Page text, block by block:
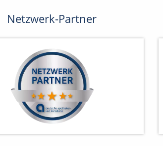
Netzwerk-Partner